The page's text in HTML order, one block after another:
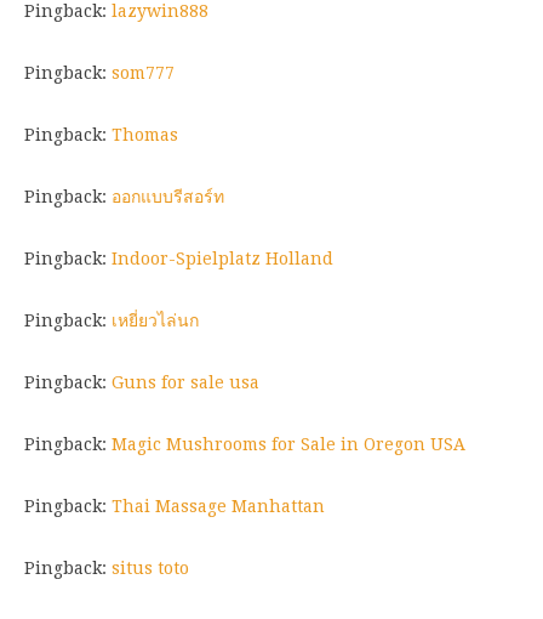
Pingback: lazywin888
Pingback: som777
Pingback: Thomas
Pingback: ออกแบบรีสอร์ท
Pingback: Indoor-Spielplatz Holland
Pingback: เหยี่ยวไล่นก
Pingback: Guns for sale usa
Pingback: Magic Mushrooms for Sale in Oregon USA
Pingback: Thai Massage Manhattan
Pingback: situs toto